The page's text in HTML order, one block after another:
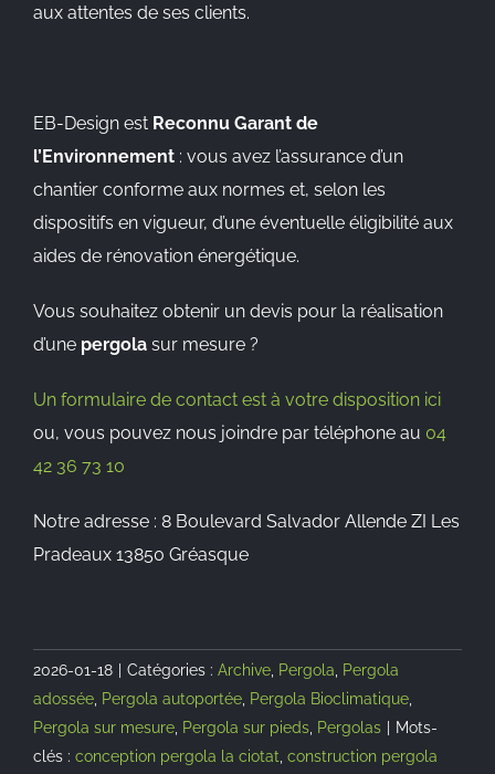
aux attentes de ses clients.
EB-Design est Reconnu Garant de
l’Environnement : vous avez l’assurance d’un
chantier conforme aux normes et, selon les
dispositifs en vigueur, d’une éventuelle éligibilité aux
aides de rénovation énergétique.
Vous souhaitez obtenir un devis pour la réalisation
d’une pergola sur mesure ?
Un formulaire de contact est à votre disposition ici
ou, vous pouvez nous joindre par téléphone au 04
42 36 73 10
Notre adresse : 8 Boulevard Salvador Allende ZI Les
Pradeaux 13850 Gréasque
2026-01-18 Catégories : Archive Pergola
Pergola
adossée Pergola autoportée Pergola Bioclimatique
Pergola sur mesure Pergola sur pieds Pergolas
Mots-
clés : conception pergola la ciotat construction pergola